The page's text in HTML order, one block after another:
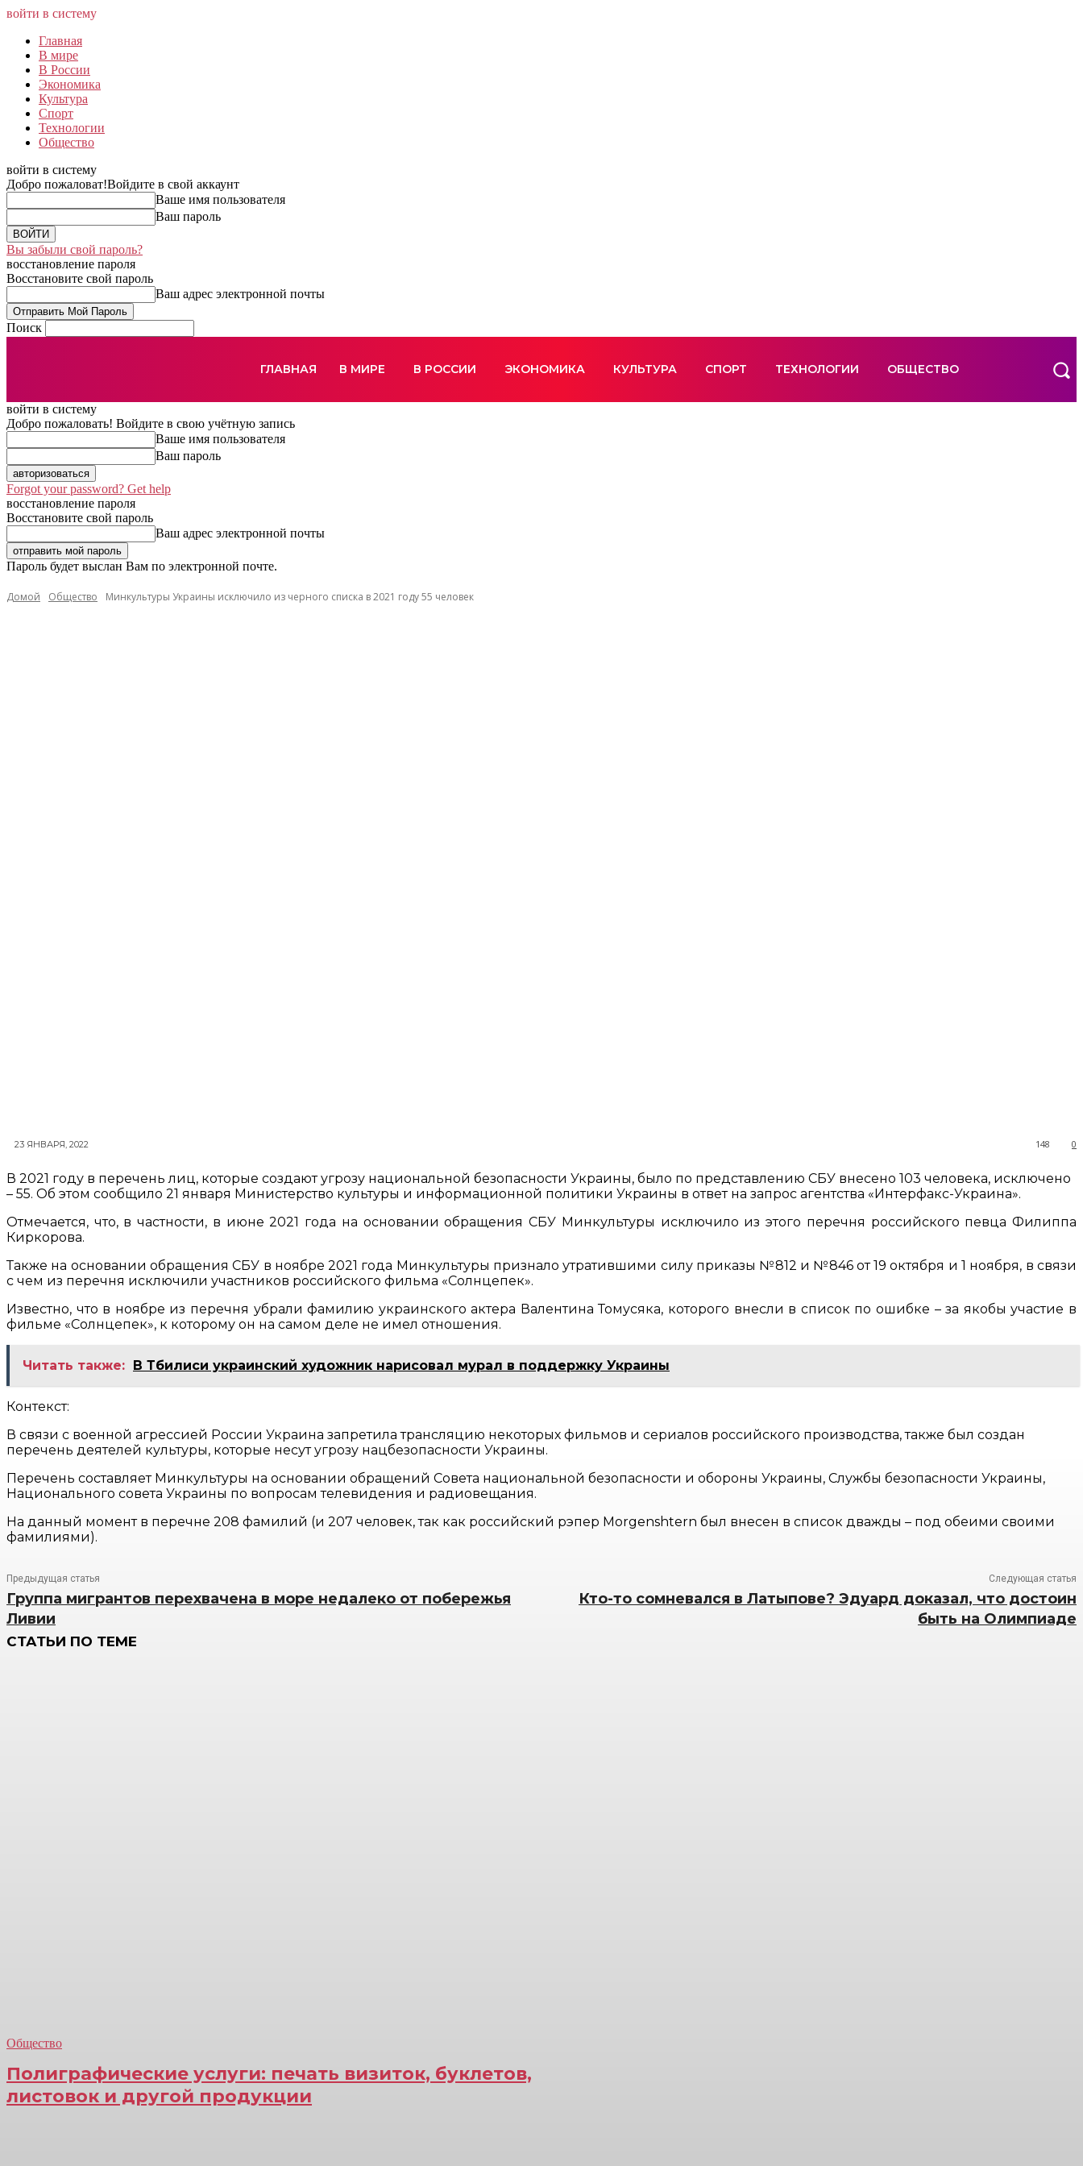
войти в систему
Главная
В мире
В России
Экономика
Культура
Спорт
Технологии
Общество
войти в систему
Добро пожаловат!Войдите в свой аккаунт
Ваше имя пользователя
Ваш пароль
Вы забыли свой пароль?
восстановление пароля
Восстановите свой пароль
Ваш адрес электронной почты
Поиск
ГЛАВНАЯ В МИРЕ В РОССИИ ЭКОНОМИКА КУЛЬТУРА СПОРТ ТЕХНОЛОГИИ ОБЩЕСТВО
войти в систему
Добро пожаловать! Войдите в свою учётную запись
Ваше имя пользователя
Ваш пароль
Forgot your password? Get help
восстановление пароля
Восстановите свой пароль
Ваш адрес электронной почты
Пароль будет выслан Вам по электронной почте.
Домой Общество Минкультуры Украины исключило из черного списка в 2021 году 55 человек
23 ЯНВАРЯ, 2022 0
148
В 2021 году в перечень лиц, которые создают угрозу национальной безопасности Украины, было по представлению СБУ внесено 103 человека, исключено
– 55. Об этом сообщило 21 января Министерство культуры и информационной политики Украины в ответ на запрос агентства «Интерфакс-Украина».
Отмечается, что, в частности, в июне 2021 года на основании обращения СБУ Минкультуры исключило из этого перечня российского певца Филиппа
Киркорова.
Также на основании обращения СБУ в ноябре 2021 года Минкультуры признало утратившими силу приказы №812 и №846 от 19 октября и 1 ноября, в связи
с чем из перечня исключили участников российского фильма «Солнцепек».
Известно, что в ноябре из перечня убрали фамилию украинского актера Валентина Томусяка, которого внесли в список по ошибке – за якобы участие в
фильме «Солнцепек», к которому он на самом деле не имел отношения.
Читать также: В Тбилиси украинский художник нарисовал мурал в поддержку Украины
Контекст:
В связи с военной агрессией России Украина запретила трансляцию некоторых фильмов и сериалов российского производства, также был создан
перечень деятелей культуры, которые несут угрозу нацбезопасности Украины.
Перечень составляет Минкультуры на основании обращений Совета национальной безопасности и обороны Украины, Службы безопасности Украины,
Национального совета Украины по вопросам телевидения и радиовещания.
На данный момент в перечне 208 фамилий (и 207 человек, так как российский рэпер Morgenshtern был внесен в список дважды – под обеими своими
фамилиями).
Предыдущая статья
Группа мигрантов перехвачена в море недалеко от побережья
Ливии
Следующая статья
Кто-то сомневался в Латыпове? Эдуард доказал, что достоин
быть на Олимпиаде
СТАТЬИ ПО ТЕМЕ
Общество
Полиграфические услуги: печать визиток, буклетов,
листовок и другой продукции